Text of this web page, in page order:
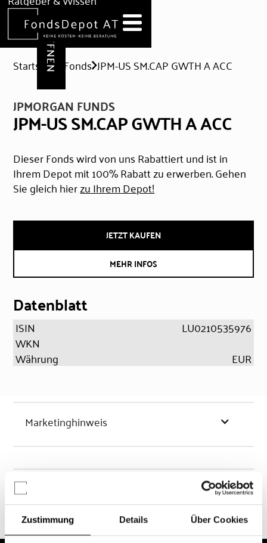
Zustimmung Details Über Cookies
Hilfe & Formulare
DEPOT ERÖFFNEN
Startseite Fonds JPM-US SM.CAP GWTH A ACC
JPMORGAN FUNDS
JPM-US SM.CAP GWTH A ACC
Dieser Fonds wird von uns Rabattiert und ist in
Ihrem Depot mit 100% Rabatt zu erwerben. Gehen
Sie gleich hierzu Ihrem Depot!
JETZT KAUFEN
MEHR INFOS
Datenblatt
ISIN
LU0210535976
WKN
Währung
EUR
Marketinghinweis
Chancen & Risiken